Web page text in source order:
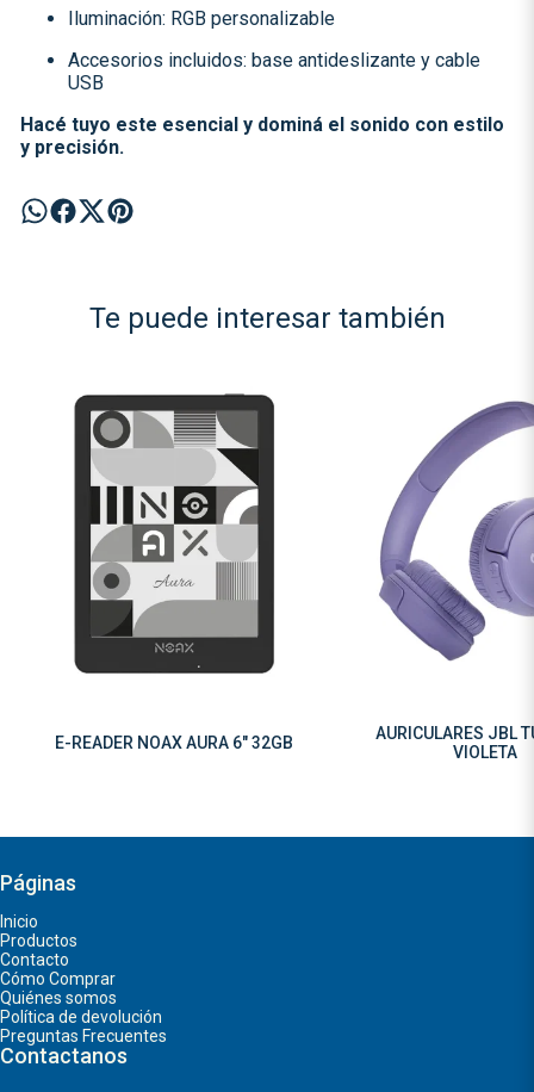
Iluminación: RGB personalizable
Accesorios incluidos: base antideslizante y cable
USB
Hacé tuyo este esencial y dominá el sonido con estilo
y precisión.
Te puede interesar también
E-READER NOAX AURA 6" 32GB
AURICULARES JBL
VIOLETA
Páginas
Inicio
Productos
Contacto
Cómo Comprar
Quiénes somos
Política de devolución
Preguntas Frecuentes
Contactanos